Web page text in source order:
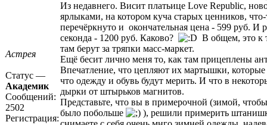
Астрея
Статус —
Академик
Сообщений:
2502
Регистрация:
Из недавнего. Висит платьице Love Republic,
ярлыками, на котором куча старых ценников,
перечёркнуто и окончательная цена - 599 руб. И
секонда - 1200 руб. Каково?
В общем, это к
там берут за тряпки масс-маркет.
Ещё бесит лично меня то, как там прицеплены
Впечатление, что цепляют их мартышки,
что одежду и обувь будут мерить. И что в
дырки от штырьков магнитов.
Представьте, что вы в примерочной (зимой,
было побольше
), решили примерить